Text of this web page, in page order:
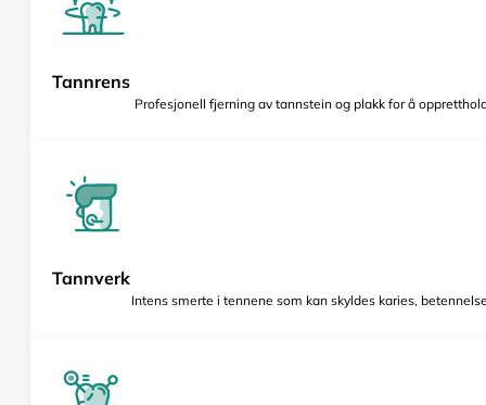
Tannrens
Profesjonell fjerning av tannstein og plakk for å
Tannverk
Intens smerte i tennene som kan skyldes karies,